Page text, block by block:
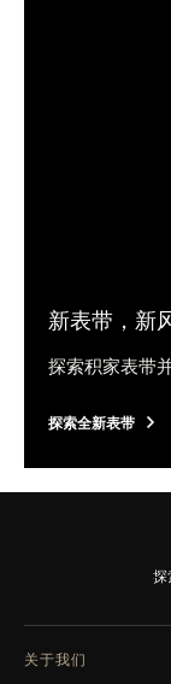
新表带，新
探索积家表带
探索全新表带
探
关于我们